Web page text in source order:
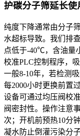
护碳分子筛延长使
纯度下降通常由分子
水超标导致。我们排
点低于-40℃，含油量
校准PLC控制程序，
一般8-10年，若检测
每2000小时更换前置
设备可通过均压阀校
阀密封性。操作注意
次；开机前预热10分
凝水防止倒灌污染分子